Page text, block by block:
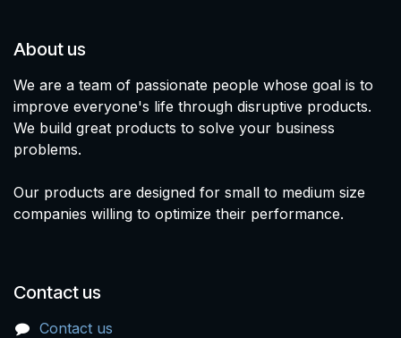
About us
We are a team of passionate people whose goal is to
improve everyone's life through disruptive products.
We build great products to solve your business
problems.
Our products are designed for small to medium size
companies willing to optimize their performance.
Contact us
Contact us